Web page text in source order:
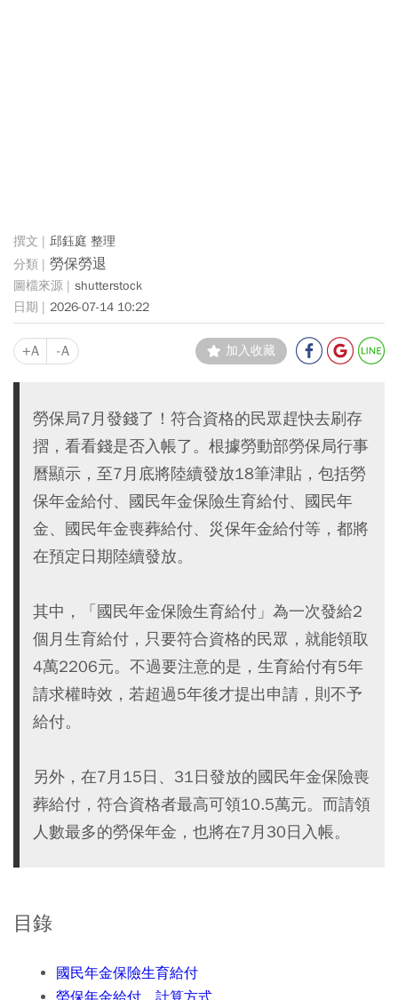
邱鈺庭 整理
勞保勞退
shutterstock
2026-07-14 10:22
+A -A 加入收藏
勞保局7月發錢了！符合資格的民眾趕快去刷存
摺，看看錢是否入帳了。根據勞動部勞保局行事
曆顯示，至7月底將陸續發放18筆津貼，包括勞
保年金給付、國民年金保險生育給付、國民年
金、國民年金喪葬給付、災保年金給付等，都將
在預定日期陸續發放。
其中，「國民年金保險生育給付」為一次發給2
個月生育給付，只要符合資格的民眾，就能領取
4萬2206元。不過要注意的是，生育給付有5年
請求權時效，若超過5年後才提出申請，則不予
給付。
另外，在7月15日、31日發放的國民年金保險喪
葬給付，符合資格者最高可領10.5萬元。而請領
人數最多的勞保年金，也將在7月30日入帳。
目錄
國民年金保險生育給付